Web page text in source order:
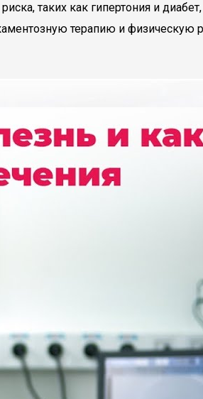
таких как гипертония и
терапию и физическую